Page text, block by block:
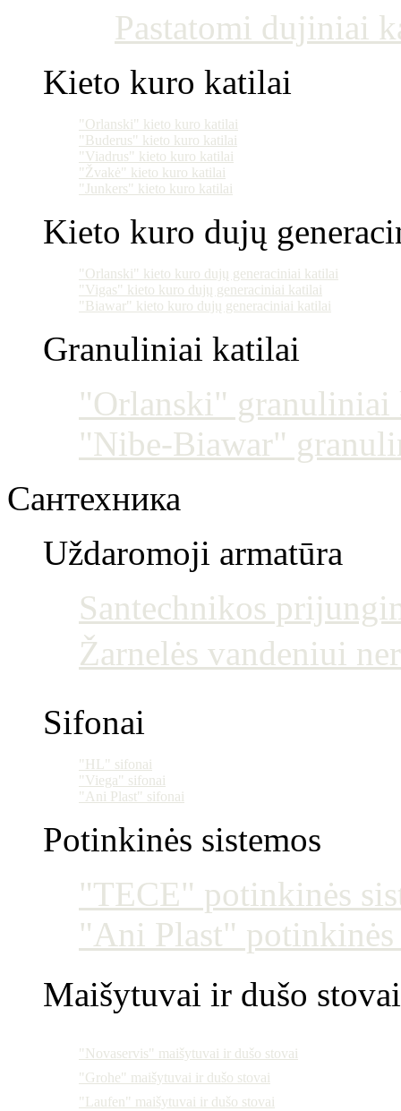
Pastatomi dujiniai
Kieto kuro katilai
"Orlanski" kieto kuro katilai
"Buderus" kieto kuro katilai
"Viadrus" kieto kuro katilai
"Žvakė" kieto kuro katilai
"Junkers" kieto kuro katilai
Kieto kuro dujų
"Orlanski" kieto kuro dujų generaciniai katilai
"Vigas" kieto kuro dujų generaciniai katilai
"Biawar" kieto kuro dujų generaciniai katilai
Granuliniai katilai
"Orlanski" granuliniai
"Nibe-Biawar"
Сантехника
Uždaromoji armatūra
Santechnikos
Žarnelės vandeniui
Sifonai
"HL" sifonai
"Viega" sifonai
"Ani Plast" sifonai
Potinkinės sistemos
"TECE" potinkinės
"Ani Plast" potinkinės
Maišytuvai ir dušo stovai
"Novaservis" maišytuvai ir dušo stovai
"Grohe" maišytuvai ir dušo stovai
"Laufen" maišytuvai ir dušo stovai